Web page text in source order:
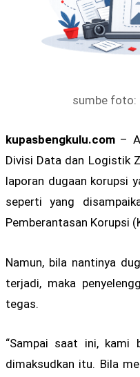
sumbe foto:
kupasbengkulu.com –
Divisi Data dan Logistik
laporan dugaan korupsi
seperti yang
Pemberantasan Korupsi
Namun, bila nantinya
terjadi, maka
tegas.
“Sampai saat ini, kami
dimaksudkan itu. Bila